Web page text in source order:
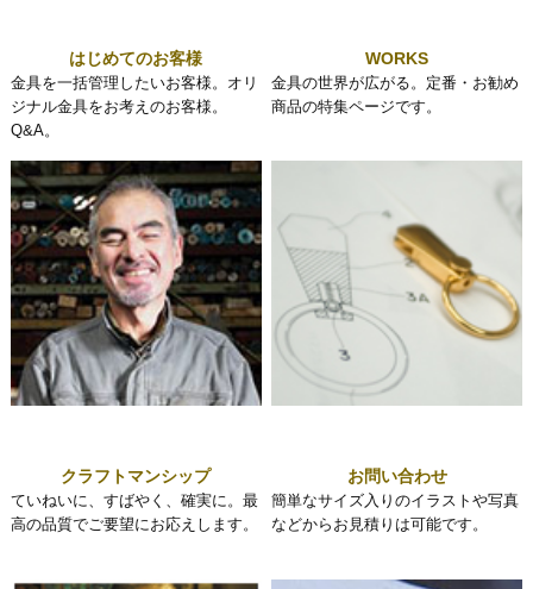
はじめてのお客様
金具を一括管理したいお客様。オリ
ジナル金具をお考えのお客様。
Q&A。
WORKS
金具の世界が広がる。定番・お勧め
商品の特集ページです。
クラフトマンシップ
ていねいに、すばやく、確実に。最
高の品質でご要望にお応えします。
お問い合わせ
簡単なサイズ入りのイラストや写真
などからお見積りは可能です。